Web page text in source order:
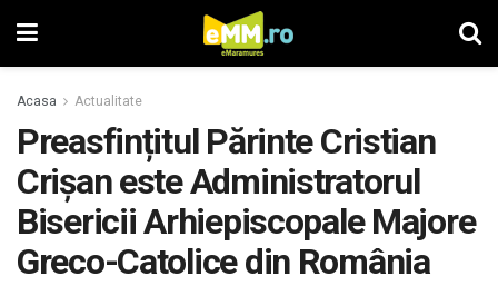
Acasa Actualitate
Preasfințitul Părinte Cristian
Crișan este Administratorul
Bisericii Arhiepiscopale Majore
Greco-Catolice din România